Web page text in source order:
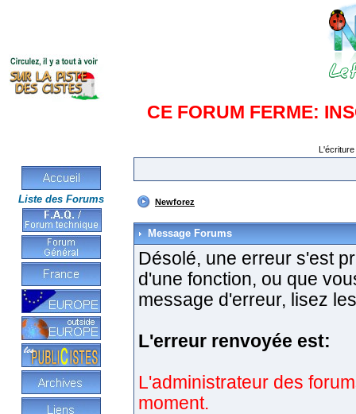
CE FORUM FERME:
Liste des Forums Newforez
Message Forums
Désolé, une erreur s'est
d'une fonction, ou que
message d'erreur, lisez
L'erreur renvoyée est:
L'administrateur des
moment.